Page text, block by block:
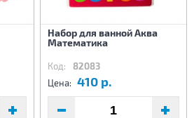
Набор для ванной Аква
Математика
Код: 82083
Цена: 410 р.